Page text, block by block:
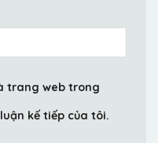
trang web trong
kế tiếp của tôi.